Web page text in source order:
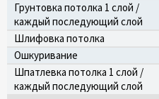
Грунтовка потолка 1 слой /
каждый последующий слой
Шлифовка потолка
Ошкуривание
Шпатлевка потолка 1 слой /
каждый последующий слой